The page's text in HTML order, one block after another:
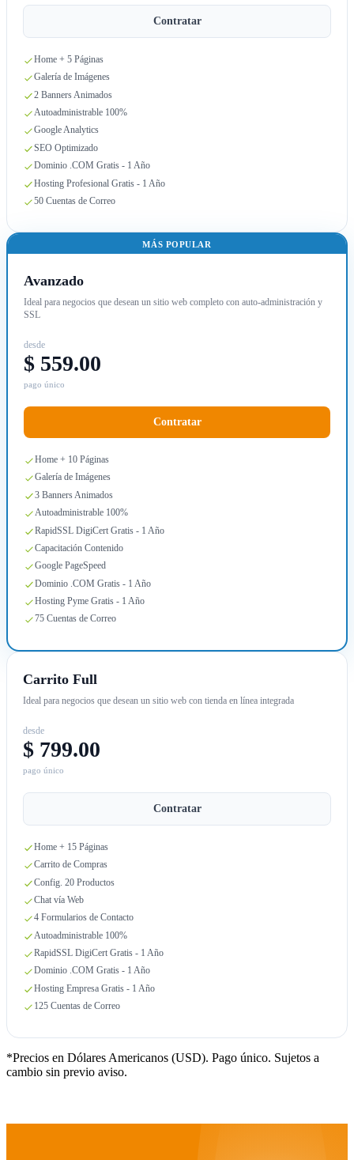
Contratar
Home + 5 Páginas
Galería de Imágenes
2 Banners Animados
Autoadministrable 100%
Google Analytics
SEO Optimizado
Dominio .COM Gratis - 1 Año
Hosting Profesional Gratis - 1 Año
50 Cuentas de Correo
MÁS POPULAR
Avanzado
Ideal para negocios que desean un sitio web completo con auto-administración y
SSL
desde
$ 559.00
pago único
Contratar
Home + 10 Páginas
Galería de Imágenes
3 Banners Animados
Autoadministrable 100%
RapidSSL DigiCert Gratis - 1 Año
Capacitación Contenido
Google PageSpeed
Dominio .COM Gratis - 1 Año
Hosting Pyme Gratis - 1 Año
75 Cuentas de Correo
Carrito Full
Ideal para negocios que desean un sitio web con tienda en línea integrada
desde
$ 799.00
pago único
Contratar
Home + 15 Páginas
Carrito de Compras
Config. 20 Productos
Chat vía Web
4 Formularios de Contacto
Autoadministrable 100%
RapidSSL DigiCert Gratis - 1 Año
Dominio .COM Gratis - 1 Año
Hosting Empresa Gratis - 1 Año
125 Cuentas de Correo
*Precios en Dólares Americanos (USD). Pago único. Sujetos a
cambio sin previo aviso.